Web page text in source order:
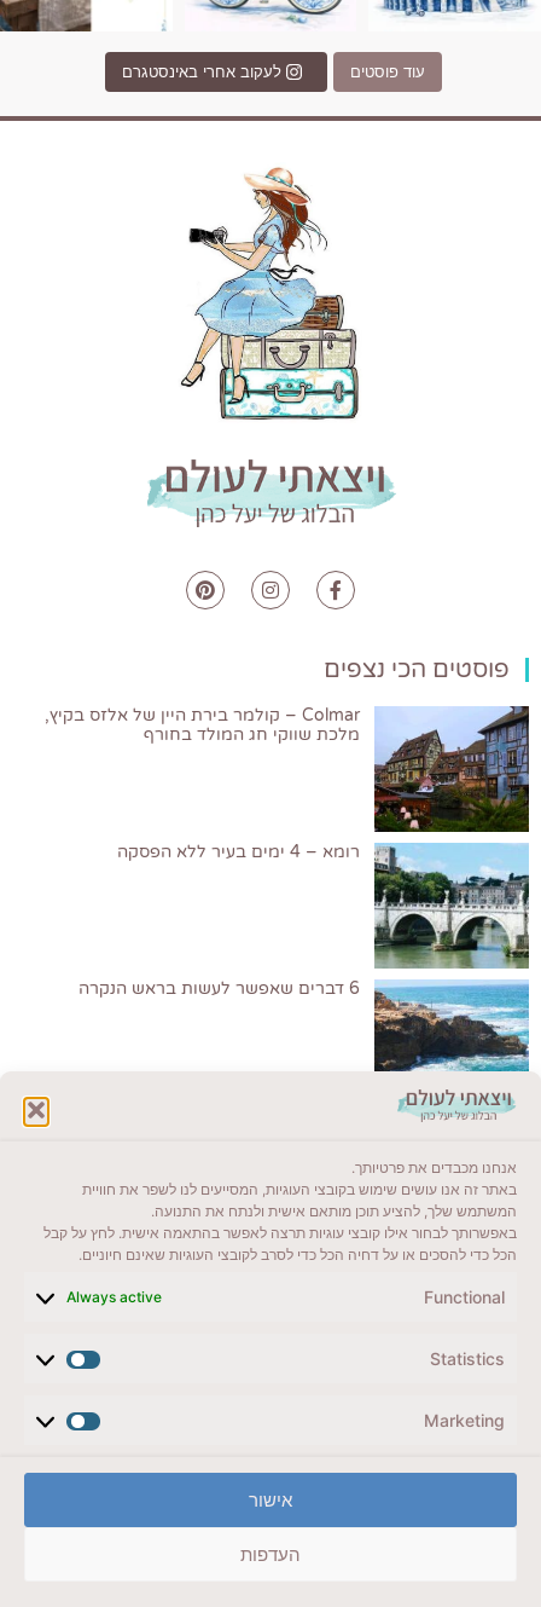
אנחנו מכבדים את פרטיותך.
באתר זה אנו עושים שימוש בקובצי העוגיות, המסייעים לנו לשפר את חוויית
המשתמש שלך, להציע תוכן מותאם אישית ולנתח את התנועה.
באפשרותך לבחור אילו קובצי עוגיות תרצה לאפשר בהתאמה אישית. לחץ על קבל
הכל כדי להסכים או על דחיה הכל כדי לסרב לקובצי העוגיות שאינם חיוניים.
Functional
Always active
Statistics
Marketing
אישור
העדפות
עוד פוסטים לעקוב אחרי באינסטגרם
פוסטים הכי נצפים
Colmar – קולמר בירת היין של אלזס בקיץ,
מלכת שווקי חג המולד בחורף
רומא – 4 ימים בעיר ללא הפסקה
6 דברים שאפשר לעשות בראש הנקרה
ייעדים מומלצים
מדריכים ועזרים
לשליחת הודעת וואטסאפ
veyatsati.laolam@gmail.com
מדיניות פרטיות // תנאי שימוש באתר